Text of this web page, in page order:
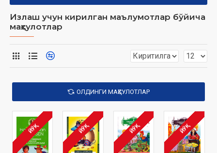
Излаш учун кирилган маълумотлар бўйича
маҳсулотлар
ОЛДИНГИ МАҲСУЛОТЛАР
ЙЎҚ ЙЎҚ ЙЎҚ ЙЎҚ